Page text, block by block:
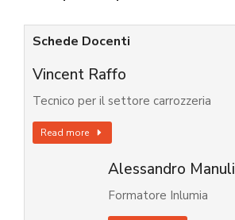
Schede Docenti
Vincent Raffo
Tecnico per il settore carrozzeria
Read more
Alessandro Manuli
Formatore Inlumia